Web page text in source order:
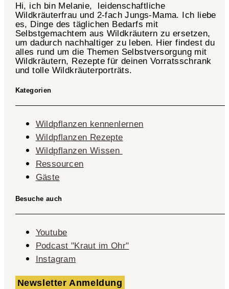
Hi, ich bin Melanie, leidenschaftliche
Wildkräuterfrau und 2-fachJungs-Mama. Ich liebe
es, Dinge des täglichen Bedarfs mit
Selbstgemachtem aus Wildkräutern zu ersetzen,
um dadurch nachhaltiger zu leben. Hier findest du
alles rund um die Themen Selbstversorgung mit
Wildkräutern, Rezepte für deinen Vorratsschrank
und tolle Wildkräuterporträts.
Kategorien
Wildpflanzen kennenlernen
Wildpflanzen Rezepte
Wildpflanzen Wissen ​
Ressourcen
Gäste
Besuche auch
Youtube
Podcast "Kraut im Ohr"
Instagram
Newsletter Anmeldung